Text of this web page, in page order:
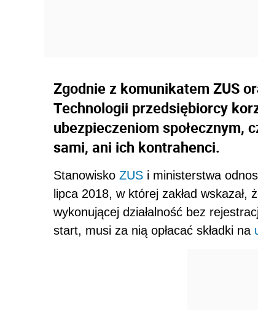
Zgodnie z komunikatem ZUS
Technologii przedsiębiorcy
ubezpieczeniom społecznym,
sami, ani ich kontrahenci.
Stanowisko ZUS i ministerstwa
lipca 2018, w której zakład
wykonującej działalność bez
start, musi za nią opłacać składki na